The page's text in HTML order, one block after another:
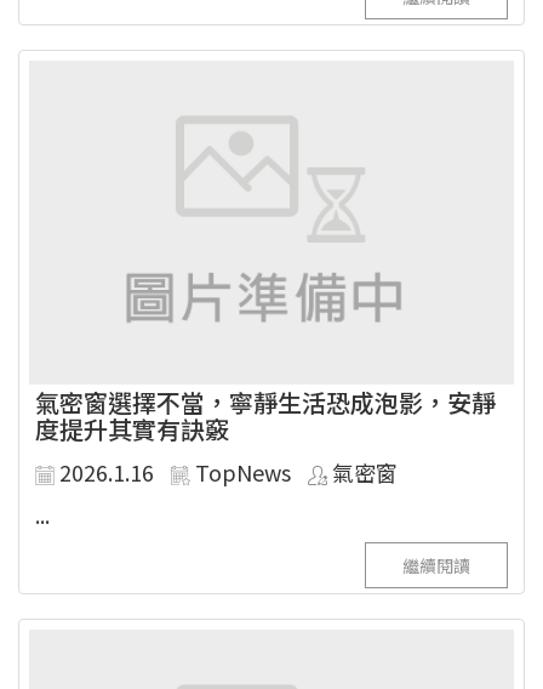
氣密窗選擇不當，寧靜生活恐成泡影，安靜
度提升其實有訣竅
2026.1.16 TopNews
氣密窗
...
繼續閱讀